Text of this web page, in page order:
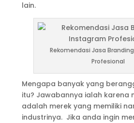
lain.
Rekomendasi Jasa
Profesional
Mengapa banyak yang
itu? Jawabannya ialah karena
adalah merek yang memiliki
industrinya. Jika anda ingin